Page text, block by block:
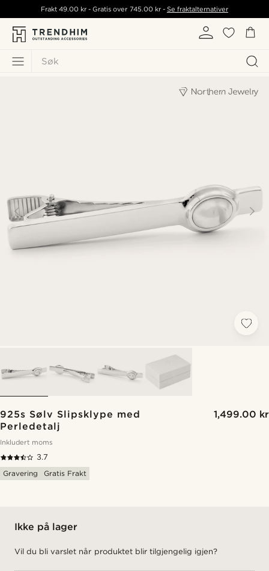
Søk
Frakt49.00 kr - Gratis over 745.00 kr- Se fraktalternativer
925s Sølv Slipsklype med
Perledetalj
1,499.00 kr
Inkludert moms
3.7
Gravering
Gratis Frakt
Ikke på lager
Vil du bli varslet når produktet blir tilgjengelig igjen?